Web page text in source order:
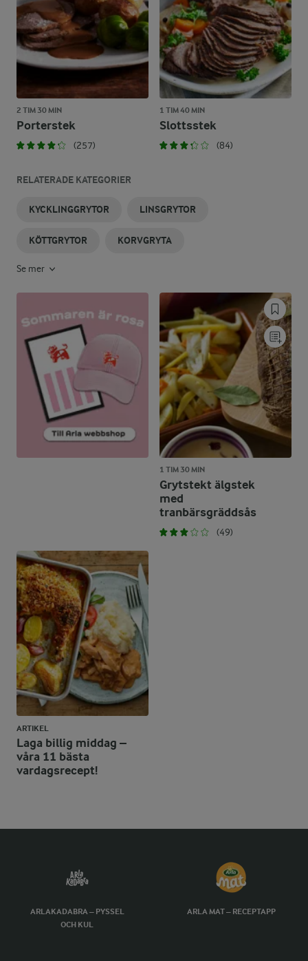
2 TIM 30 MIN
Porterstek
(257)
1 TIM 40 MIN
Slottsstek
(84)
RELATERADE KATEGORIER
KYCKLINGGRYTOR LINSGRYTOR
KÖTTGRYTOR KORVGRYTA
Se mer
1 TIM 30 MIN
Grytstekt älgstek
med
tranbärsgräddsås
(49)
ARTIKEL
Laga billig middag –
våra 11 bästa
vardagsrecept!
ARLAKADABRA – PYSSEL
OCH KUL
ARLA MAT – RECEPTAPP